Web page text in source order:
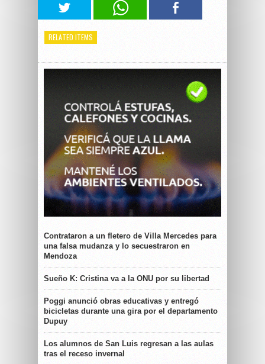
RELATED ITEMS
Contrataron a un fletero de Villa Mercedes para
una falsa mudanza y lo secuestraron en
Mendoza
Sueño K: Cristina va a la ONU por su libertad
Poggi anunció obras educativas y entregó
bicicletas durante una gira por el departamento
Dupuy
Los alumnos de San Luis regresan a las aulas
tras el receso invernal